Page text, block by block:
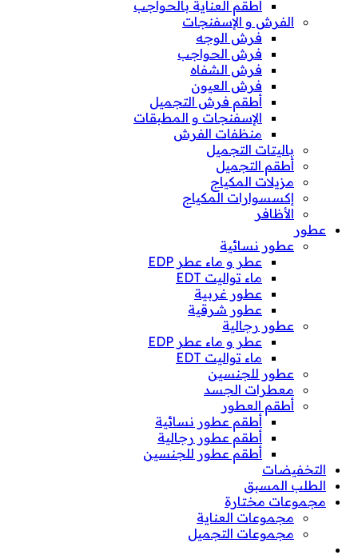
أطقم العناية بالحواجب
الفرش و الإسفنجات
فرش الوجه
فرش الحواجب
فرش الشفاه
فرش العيون
أطقم فرش التجميل
الإسفنجات و المطبقات
منظفات الفرش
باليتات التجميل
أطقم التجميل
مزيلات المكياج
إكسسوارات المكياج
الأظافر
عطور
عطور نسائية
عطر و ماء عطر EDP
ماء تواليت EDT
عطور غربية
عطور شرقية
عطور رجالية
عطر و ماء عطر EDP
ماء تواليت EDT
عطور للجنسين
معطرات الجسد
أطقم العطور
أطقم عطور نسائية
أطقم عطور رجالية
أطقم عطور للجنسين
التخفيضات
الطلب المسبق
مجموعات مختارة
مجموعات العناية
مجموعات التجميل